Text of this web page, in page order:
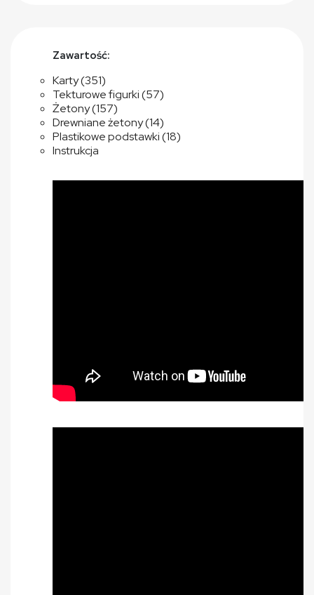
Zawartość:
Karty (351)
Tekturowe figurki (57)
Żetony (157)
Drewniane żetony (14)
Plastikowe podstawki (18)
Instrukcja